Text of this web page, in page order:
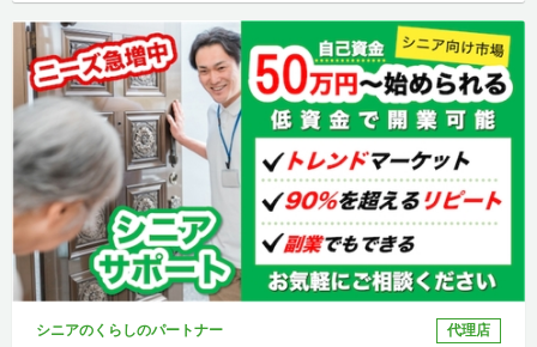
シニアのくらしのパートナー 代理店